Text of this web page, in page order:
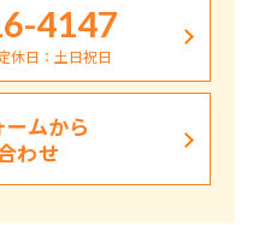
4147
休日：土日祝日
ムから
わせ